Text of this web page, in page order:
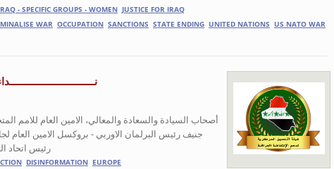
- SPECIFIC GROUPS - WOMEN JUSTICE FOR IRAQ
WAR OCCUPATION SANCTIONS STATE ENDING UNITED NATIONS US NATO WAR
أصحاب السيادة والسعادة والمعالي، الامين العام للامم
جنيف رئيس البرلمان الاوربي - بروكسل الامين العام
رئيس اتحاد
DISINFORMATION EUROPE